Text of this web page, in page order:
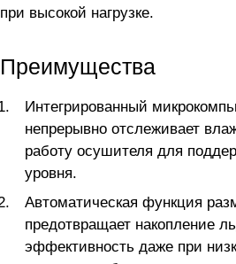
при высокой нагрузке.
Преимущества
Интегрированный
непрерывно отслеживает
работу осушителя для
уровня.
Автоматическая функция
предотвращает накопление
эффективность даже при